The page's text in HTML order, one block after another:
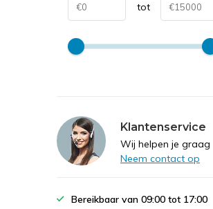
tot
Klantenservice
Wij helpen je graag
Neem contact op
Bereikbaar van 09:00 tot 17:00